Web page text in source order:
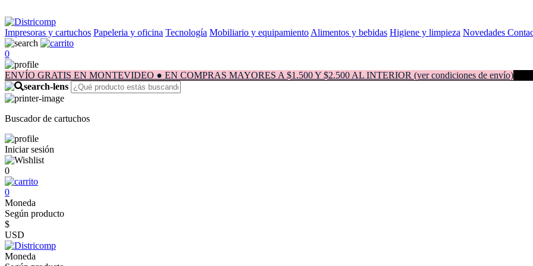
Impresoras y cartuchos Papeleria y oficina Tecnología Mobiliario y equipamiento Alimentos y bebidas Higiene y limpieza Novedades
0
ENVÍO GRATIS EN MONTEVIDEO ● EN COMPRAS MAYORES A $1.500 Y $2.500 AL INTERIOR (ver condiciones de envío)
Buscador de cartuchos
Iniciar sesión
0
0
Moneda
Según producto
$
USD
Moneda